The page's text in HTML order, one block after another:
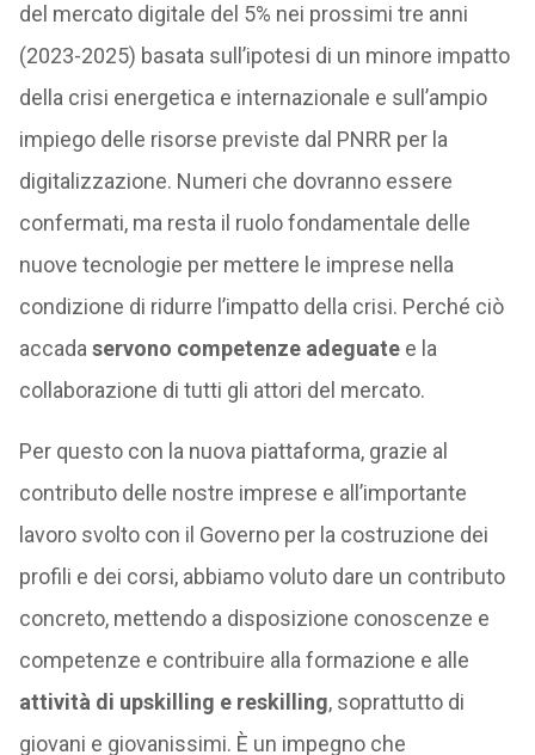
del mercato digitale del 5% nei prossimi tre anni
(2023-2025) basata sull’ipotesi di un minore impatto
della crisi energetica e internazionale e sull’ampio
impiego delle risorse previste dal PNRR per la
digitalizzazione. Numeri che dovranno essere
confermati, ma resta il ruolo fondamentale delle
nuove tecnologie per mettere le imprese nella
condizione di ridurre l’impatto della crisi. Perché ciò
accada servono competenze adeguatee la
collaborazione di tutti gli attori del mercato.
Per questo con la nuova piattaforma, grazie al
contributo delle nostre imprese e all’importante
lavoro svolto con il Governo per la costruzione dei
profili e dei corsi, abbiamo voluto dare un contributo
concreto, mettendo a disposizione conoscenze e
competenze e contribuire alla formazione e alle
attività di upskilling e reskilling, soprattutto di
giovani e giovanissimi. È un impegno che